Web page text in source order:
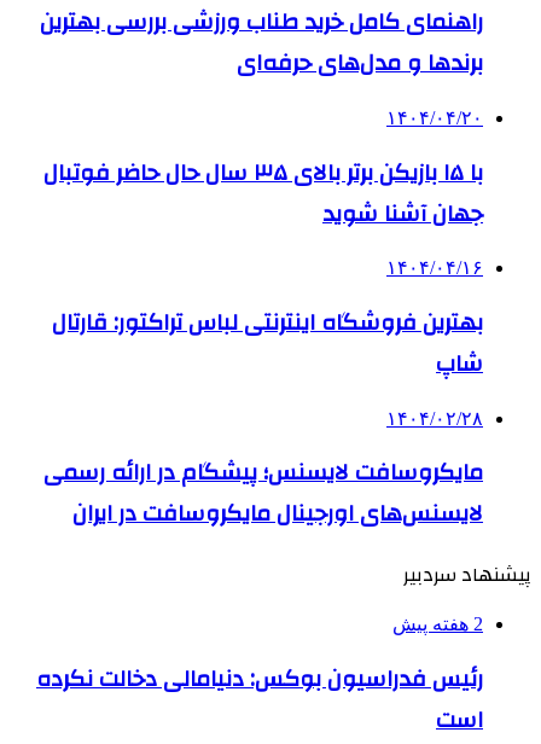
راهنمای کامل خرید طناب ورزشی بررسی بهترین
برندها و مدل‌های حرفه‌ای
۱۴۰۴/۰۴/۲۰
با ۱۵ بازیکن برتر بالای ۳۵ سال حال حاضر فوتبال
جهان آشنا شوید
۱۴۰۴/۰۴/۱۶
بهترین فروشگاه اینترنتی لباس تراکتور: قارتال
شاپ
۱۴۰۴/۰۲/۲۸
مایکروسافت لایسنس؛ پیشگام در ارائه رسمی
لایسنس‌های اورجینال مایکروسافت در ایران
پیشنهاد سردبیر
2 هفته پیش
رئیس فدراسیون بوکس: دنیامالی دخالت نکرده
است